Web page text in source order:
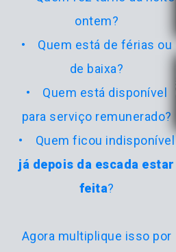
ontem?
• Quem está de férias ou
de baixa?
• Quem está disponível
para serviço remunerado?
• Quem ficou indisponível
já depois da escada estar
feita?
Agora multiplique isso por